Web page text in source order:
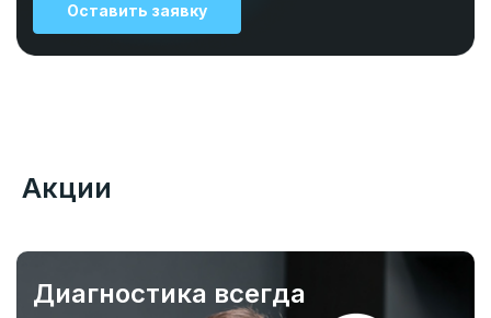
Оставить заявку
Акции
Диагностика всегда